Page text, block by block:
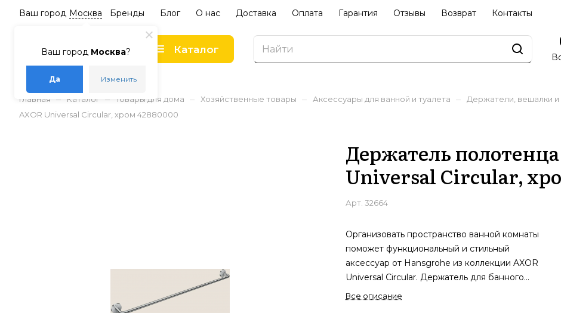
Ваш город Москва?
Да Изменить
Ваш город Москва Бренды Блог О нас Доставка Оплата Гарантия Отзывы Возврат Контакты
Каталог
Главная – Каталог – Товары для дома – Хозяйственные товары – Аксессуары для ванной и туалета – Держатели, вешалки и
AXOR Universal Circular, хром 42880000
Держатель
Universal Circular,
Арт. 32664
Организовать пространство ванной комнаты
поможет функциональный и стильный
аксессуар от Hansgrohe из коллекции AXOR
Universal Circular. Держатель для банного
полотенца длиной 800 мм станет удобным
Все описание